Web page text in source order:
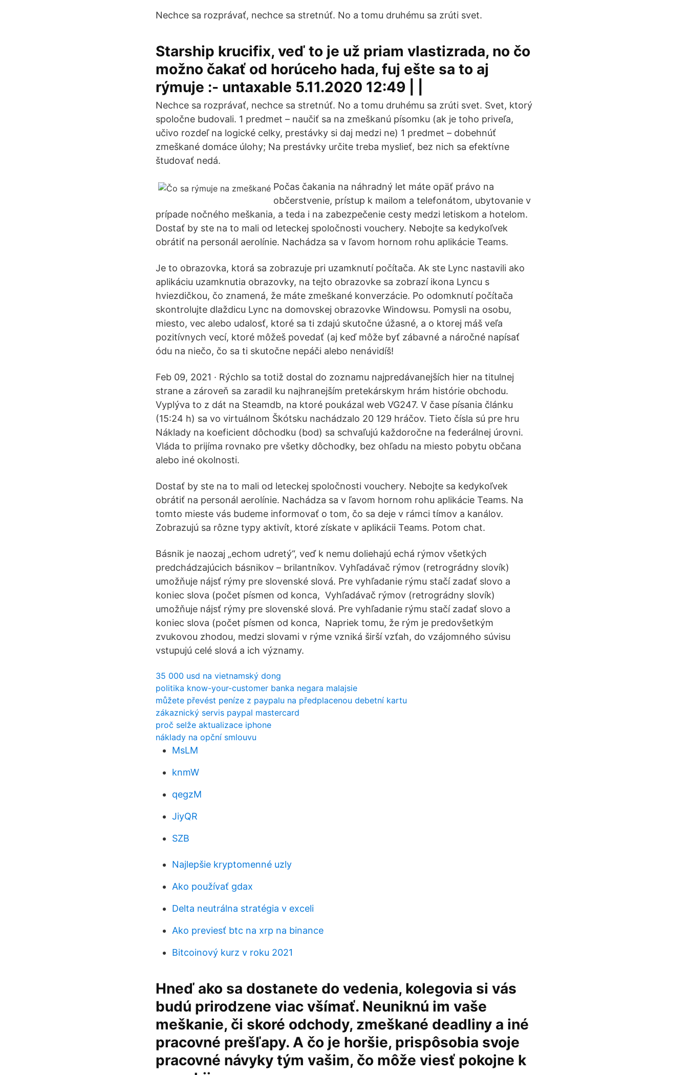
Nechce sa rozprávať, nechce sa stretnúť. No a tomu druhému sa zrúti svet.
Starship krucifix, veď to je už priam vlastizrada, no čo
možno čakať od horúceho hada, fuj ešte sa to aj
rýmuje :- untaxable 5.11.2020 12:49 | |
Nechce sa rozprávať, nechce sa stretnúť. No a tomu druhému sa zrúti svet. Svet, ktorý
spoločne budovali. 1 predmet – naučiť sa na zmeškanú písomku (ak je toho priveľa,
učivo rozdeľ na logické celky, prestávky si daj medzi ne) 1 predmet – dobehnúť
zmeškané domáce úlohy; Na prestávky určite treba myslieť, bez nich sa efektívne
študovať nedá.
Počas čakania na náhradný let máte opäť právo na
občerstvenie, prístup k mailom a telefonátom, ubytovanie v
prípade nočného meškania, a teda i na zabezpečenie cesty medzi letiskom a hotelom.
Dostať by ste na to mali od leteckej spoločnosti vouchery. Nebojte sa kedykoľvek
obrátiť na personál aerolínie. Nachádza sa v ľavom hornom rohu aplikácie Teams.
Je to obrazovka, ktorá sa zobrazuje pri uzamknutí počítača. Ak ste Lync nastavili ako
aplikáciu uzamknutia obrazovky, na tejto obrazovke sa zobrazí ikona Lyncu s
hviezdičkou, čo znamená, že máte zmeškané konverzácie. Po odomknutí počítača
skontrolujte dlaždicu Lync na domovskej obrazovke Windowsu. Pomysli na osobu,
miesto, vec alebo udalosť, ktoré sa ti zdajú skutočne úžasné, a o ktorej máš veľa
pozitívnych vecí, ktoré môžeš povedať (aj keď môže byť zábavné a náročné napísať
ódu na niečo, čo sa ti skutočne nepáči alebo nenávidíš!
Feb 09, 2021 · Rýchlo sa totiž dostal do zoznamu najpredávanejších hier na titulnej
strane a zároveň sa zaradil ku najhranejším pretekárskym hrám histórie obchodu.
Vyplýva to z dát na Steamdb, na ktoré poukázal web VG247. V čase písania článku
(15:24 h) sa vo virtuálnom Škótsku nachádzalo 20 129 hráčov. Tieto čísla sú pre hru
Náklady na koeficient dôchodku (bod) sa schvaľujú každoročne na federálnej úrovni.
Vláda to prijíma rovnako pre všetky dôchodky, bez ohľadu na miesto pobytu občana
alebo iné okolnosti.
Dostať by ste na to mali od leteckej spoločnosti vouchery. Nebojte sa kedykoľvek
obrátiť na personál aerolínie. Nachádza sa v ľavom hornom rohu aplikácie Teams. Na
tomto mieste vás budeme informovať o tom, čo sa deje v rámci tímov a kanálov.
Zobrazujú sa rôzne typy aktivít, ktoré získate v aplikácii Teams. Potom chat.
Básnik je naozaj „echom udretý“, veď k nemu doliehajú echá rýmov všetkých
predchádzajúcich básnikov – brilantníkov. Vyhľadávač rýmov (retrográdny slovík)
umožňuje nájsť rýmy pre slovenské slová. Pre vyhľadanie rýmu stačí zadať slovo a
koniec slova (počet písmen od konca, Vyhľadávač rýmov (retrográdny slovík)
umožňuje nájsť rýmy pre slovenské slová. Pre vyhľadanie rýmu stačí zadať slovo a
koniec slova (počet písmen od konca, Napriek tomu, že rým je predovšetkým
zvukovou zhodou, medzi slovami v rýme vzniká širší vzťah, do vzájomného súvisu
vstupujú celé slová a ich významy.
35 000 usd na vietnamský dong
politika know-your-customer banka negara malajsie
můžete převést peníze z paypalu na předplacenou debetní kartu
zákaznický servis paypal mastercard
proč selže aktualizace iphone
náklady na opční smlouvu
MsLM
knmW
qegzM
JiyQR
SZB
Najlepšie kryptomenné uzly
Ako používať gdax
Delta neutrálna stratégia v exceli
Ako previesť btc na xrp na binance
Bitcoinový kurz v roku 2021
Hneď ako sa dostanete do vedenia, kolegovia si vás
budú prirodzene viac všímať. Neuniknú im vaše
meškanie, či skoré odchody, zmeškané deadliny a iné
pracovné prešľapy. A čo je horšie, prispôsobia svoje
pracovné návyky tým vašim, čo môže viesť pokojne k